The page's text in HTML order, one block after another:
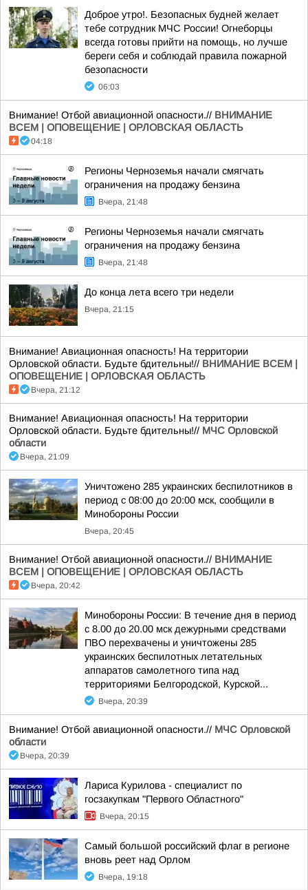
Доброе утро!. Безопасных будней желает
тебе сотрудник МЧС России! Огнеборцы
всегда готовы прийти на помощь, но лучше
береги себя и соблюдай правила пожарной
безопасности
06:03
Внимание! Отбой авиационной опасности.// ВНИМАНИЕ
ВСЕМ | ОПОВЕЩЕНИЕ | ОРЛОВСКАЯ ОБЛАСТЬ
04:18
Регионы Черноземья начали смягчать
ограничения на продажу бензина
Вчера, 21:48
Регионы Черноземья начали смягчать
ограничения на продажу бензина
Вчера, 21:48
До конца лета всего три недели
Вчера, 21:15
Внимание! Авиационная опасность! На территории
Орловской области. Будьте бдительны!// ВНИМАНИЕ ВСЕМ |
ОПОВЕЩЕНИЕ | ОРЛОВСКАЯ ОБЛАСТЬ
Вчера, 21:12
Внимание! Авиационная опасность! На территории
Орловской области. Будьте бдительны!// МЧС Орловской
области
Вчера, 21:09
Уничтожено 285 украинских беспилотников в
период с 08:00 до 20:00 мск, сообщили в
Минобороны России
Вчера, 20:45
Внимание! Отбой авиационной опасности.// ВНИМАНИЕ
ВСЕМ | ОПОВЕЩЕНИЕ | ОРЛОВСКАЯ ОБЛАСТЬ
Вчера, 20:42
Минобороны России: В течение дня в период
с 8.00 до 20.00 мск дежурными средствами
ПВО перехвачены и уничтожены 285
украинских беспилотных летательных
аппаратов самолетного типа над
территориями Белгородской, Курской...
Вчера, 20:39
Внимание! Отбой авиационной опасности.// МЧС Орловской
области
Вчера, 20:39
Лариса Курилова - специалист по
госзакупкам "Первого Областного"
Вчера, 20:15
Самый большой российский флаг в регионе
вновь реет над Орлом
Вчера, 19:18